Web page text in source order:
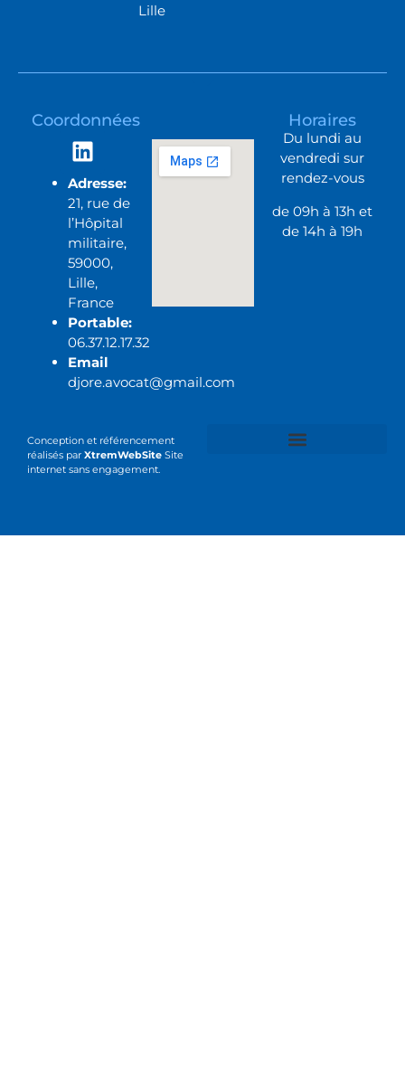
Lille
Coordonnées
Adresse:
21, rue de
l’Hôpital
militaire,
59000,
Lille,
France
Portable:
06.37.12.17.32
Email
djore.avocat@gmail.com
Horaires
Du lundi au
vendredi sur
rendez-vous
de 09h à 13h et
de 14h à 19h
Conception et référencement
réalisés par XtremWebSite Site
internet sans engagement.